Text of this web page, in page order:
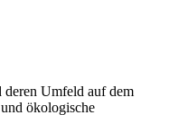
Umfeld auf dem
ökologische